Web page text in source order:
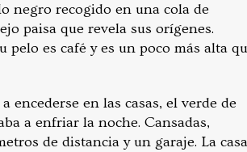
negro recogido en una cola de
paisa que revela sus orígenes.
es café y es un poco más alta
encederse en las casas, el verde de
a enfriar la noche. Cansadas,
de distancia y un garaje. La casa